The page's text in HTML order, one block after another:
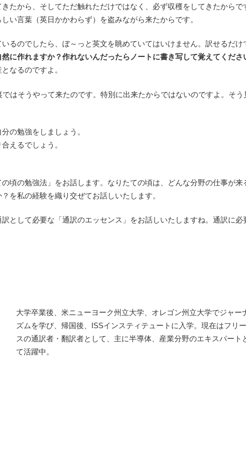
たから、そしてただ触れただけではなく、必ず収穫をしてきたからで
い言葉（英日かかわらず）を盗みながら来たからです。
るのでしたら、ぼ～っと英文を眺めていてはいけません。訳せるだけ
に作れますか？作れないんだったらノートに書き写して覚えてくださ
なるのですよ。
はそうやって来たのです。特別に出来たからではないのですよ。そう
の勉強をしましょう。
えるでしょう。
頃の勉強法」をお話します。なりたての頃は、どんな分野の仕事が来
を私の経験を織り交ぜてお話しいたします。
として必要な「通訳のエッセンス」をお話しいたしますね。通訳に必
大学卒業後、米ニューヨーク州立大学、オレゴン州立大学でジャー
ズムを学び、帰国後、ISSインスティテュートに入学。現在はフリ
スの通訳者・翻訳者として、主に半導体、産業分野のエキスパート
て活躍中。